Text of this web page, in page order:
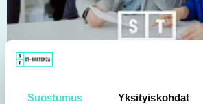
Suostumus Yksityiskohdat
IFRS | Koulutus
tehdä
valinnat